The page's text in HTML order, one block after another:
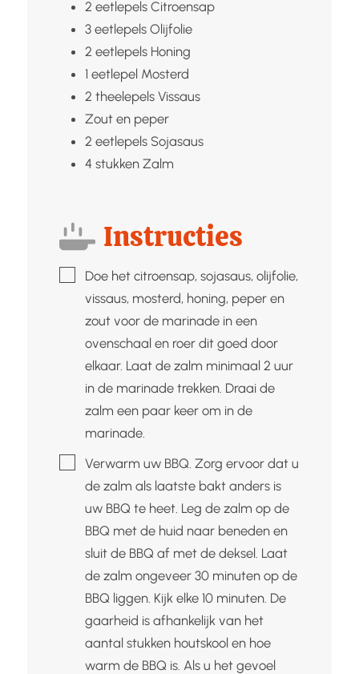
2 eetlepels Citroensap
3 eetlepels Olijfolie
2 eetlepels Honing
1 eetlepel Mosterd
2 theelepels Vissaus
Zout en peper
2 eetlepels Sojasaus
4 stukken Zalm
Instructies
▢Doe het citroensap, sojasaus, olijfolie,
vissaus, mosterd, honing, peper en
zout voor de marinade in een
ovenschaal en roer dit goed door
elkaar. Laat de zalm minimaal 2 uur
in de marinade trekken. Draai de
zalm een paar keer om in de
marinade.
▢Verwarm uw BBQ. Zorg ervoor dat u
de zalm als laatste bakt anders is
uw BBQ te heet. Leg de zalm op de
BBQ met de huid naar beneden en
sluit de BBQ af met de deksel. Laat
de zalm ongeveer 30 minuten op de
BBQ liggen. Kijk elke 10 minuten. De
gaarheid is afhankelijk van het
aantal stukken houtskool en hoe
warm de BBQ is. Als u het gevoel